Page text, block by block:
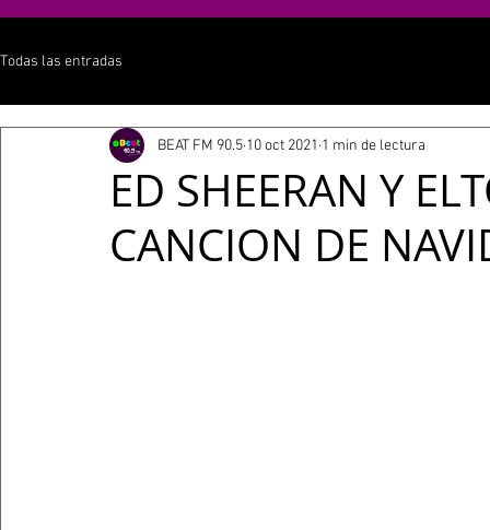
Todas las entradas
ED SHEERAN Y
CANCION DE
BEAT FM 90.5 10 oct 2021 1 min de lectura